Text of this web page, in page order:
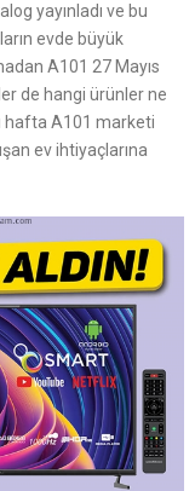
yayınladı ve bu
evde büyük
A101 27 Mayıs
de hangi ürünler ne
hafta A101 marketi
ev ihtiyaçlarına